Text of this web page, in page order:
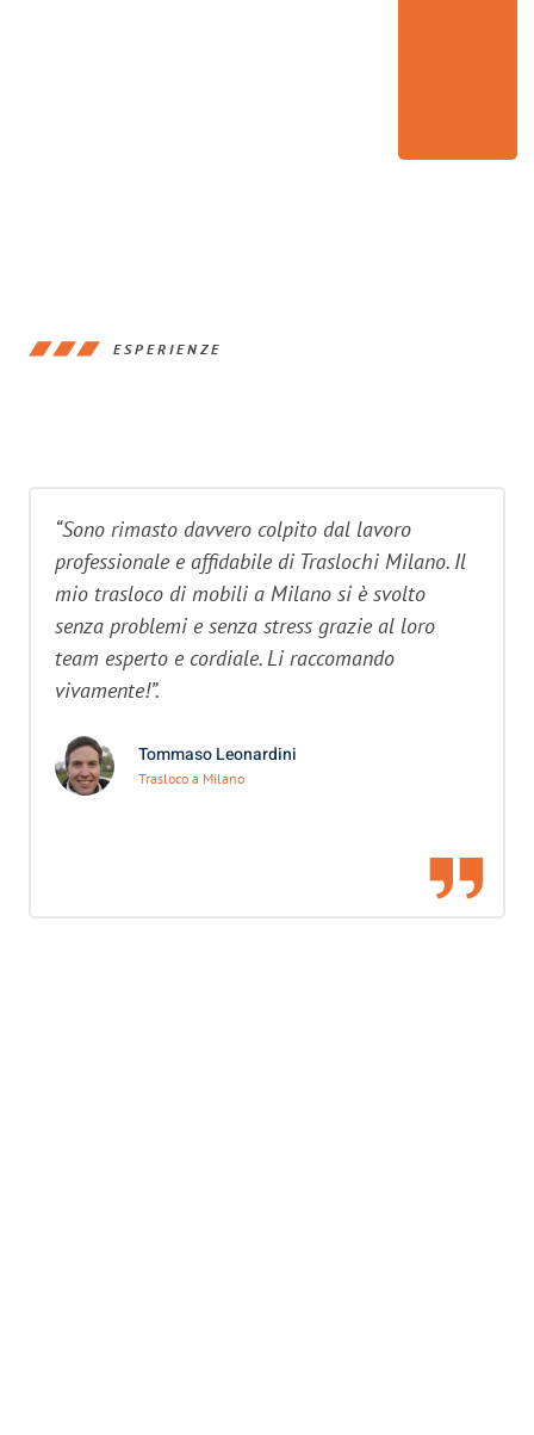
ESPERIENZE
“Sono rimasto davvero colpito dal lavoro
professionale e affidabile di Traslochi Milano. Il
mio trasloco di mobili a Milano si è svolto
senza problemi e senza stress grazie al loro
team esperto e cordiale. Li raccomando
vivamente!”.
Tommaso Leonardini
Trasloco a Milano